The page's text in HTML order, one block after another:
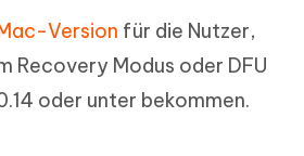
Version für die Nutzer,
Recovery Modus oder DFU
oder unter bekommen.